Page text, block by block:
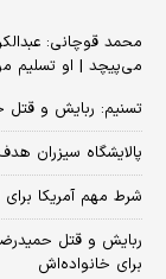
محمد قوچانی:
می‌پیچد | او تسلیم
تسنیم: ربایش و
پالایشگاه سیزران
شرط مهم آمریکا
ربایش و قتل
برای خانواده‌اش